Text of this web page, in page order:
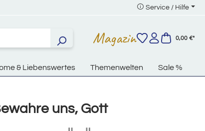
Service / Hilfe
Magazin 0,00 €*
& Liebenswertes Themenwelten Sale %
uns, Gott